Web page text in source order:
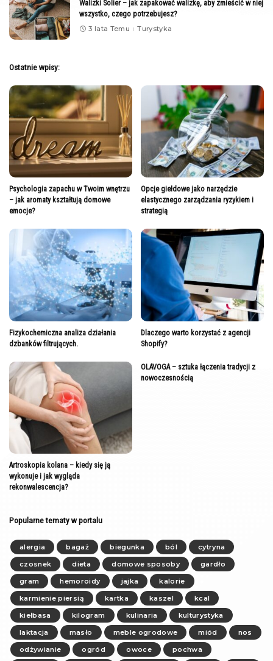
Walizki Solier – jak zapakować walizkę, aby zmieścić w niej
wszystko, czego potrzebujesz?
3 lata Temu Turystyka
Ostatnie wpisy:
Psychologia zapachu w Twoim wnętrzu
– jak aromaty kształtują domowe
emocje?
Opcje giełdowe jako narzędzie
elastycznego zarządzania ryzykiem i
strategią
Fizykochemiczna analiza działania
dzbanków filtrujących.
Dlaczego warto korzystać z agencji
Shopify?
Artroskopia kolana – kiedy się ją
wykonuje i jak wygląda
rekonwalescencja?
OLAVOGA – sztuka łączenia tradycji z
nowoczesnością
Popularne tematy w portalu
alergia bagaż biegunka ból
cytryna
czosnek
dieta domowe sposoby
gardło
gram
hemoroidy jajka
kalorie
karmienie piersią
kartka kaszel
kcal
kiełbasa
kilogram kulinaria
kulturystyka
laktacja
masło meble ogrodowe miód
nos
odżywianie
ogród owoce
pochwa